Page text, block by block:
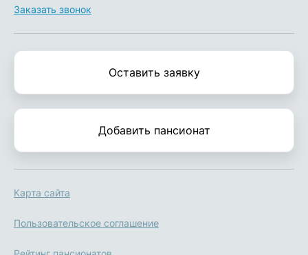
Заказать звонок
Оставить заявку
Добавить пансионат
Карта сайта
Пользовательское соглашение